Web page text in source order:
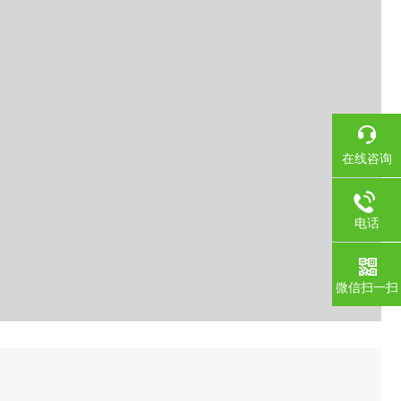
在线咨询
电话
微信扫一扫